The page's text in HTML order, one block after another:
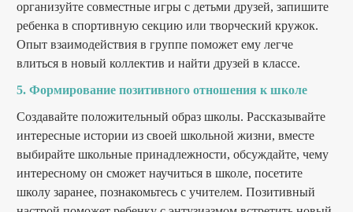
организуйте совместные игры с детьми друзей, запишите
ребенка в спортивную секцию или творческий кружок.
Опыт взаимодействия в группе поможет ему легче
влиться в новый коллектив и найти друзей в классе.
5. Формирование позитивного отношения к школе
Создавайте положительный образ школы. Рассказывайте
интересные истории из своей школьной жизни, вместе
выбирайте школьные принадлежности, обсуждайте, чему
интересному он сможет научиться в школе, посетите
школу заранее, познакомьтесь с учителем. Позитивный